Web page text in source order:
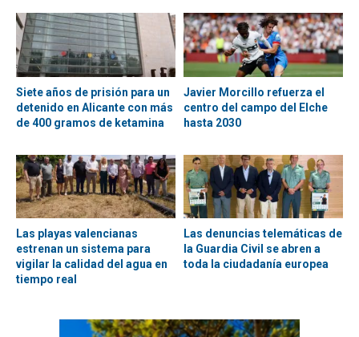
Siete años de prisión para un
detenido en Alicante con más
de 400 gramos de ketamina
Javier Morcillo refuerza el
centro del campo del Elche
hasta 2030
Las playas valencianas
estrenan un sistema para
vigilar la calidad del agua en
tiempo real
Las denuncias telemáticas de
la Guardia Civil se abren a
toda la ciudadanía europea